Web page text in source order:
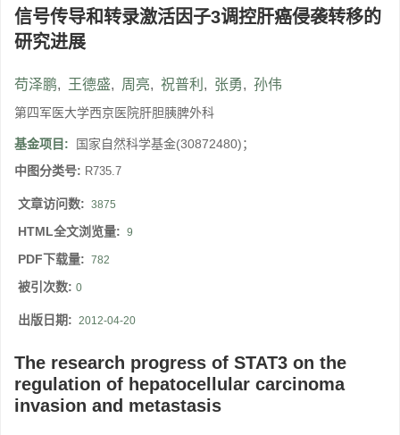
信号传导和转录激活因子3调控肝癌侵袭转移的
研究进展
苟泽鹏, 王德盛, 周亮, 祝普利 , 张勇, 孙伟
第四军医大学西京医院肝胆胰脾外科
基金项目:
国家自然科学基金(30872480)；
中图分类号: R735.7
文章访问数: 3875
HTML全文浏览量: 9
PDF下载量: 782
被引次数: 0
出版日期: 2012-04-20
The research progress of STAT3 on the
regulation of hepatocellular carcinoma
invasion and metastasis